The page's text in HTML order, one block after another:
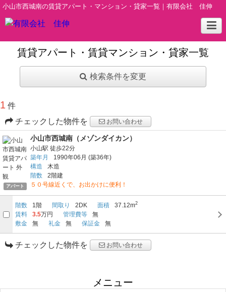
小山市西城南の賃貸アパート・マンション・貸家一覧｜有限会社 佳伸
賃貸アパート・賃貸マンション・貸家一覧
検索条件を変更
1 件
チェックした物件を
お問い合わせ
アパート
小山市西城南（メゾンダイカン）
小山駅 徒歩22分
築年月
1990年06月 (築36年)
構造
木造
階数
2階建
５０号線近くで、お出かけに便利！
階数 1階 間取り 2DK 面積 37.12m2
賃料 3.5万円 管理費等
無
敷金
無 礼金 無 保証金 無
チェックした物件を お問い合わせ
メニュー